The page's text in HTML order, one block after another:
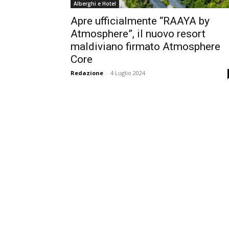
Alberghi e Hotel
Apre ufficialmente “RAAYA by
Atmosphere”, il nuovo resort
maldiviano firmato Atmosphere
Core
Redazione - 4 Luglio 2024